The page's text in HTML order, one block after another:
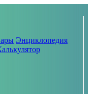
Энциклопедия